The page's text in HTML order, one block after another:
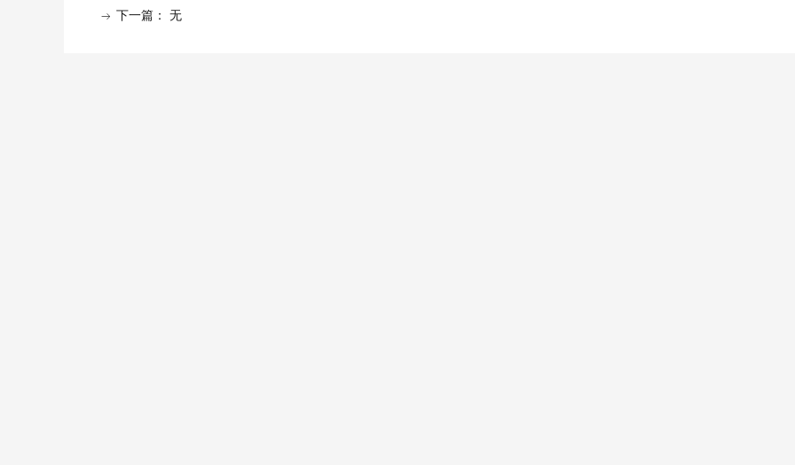
ꁹ 下一篇： 无